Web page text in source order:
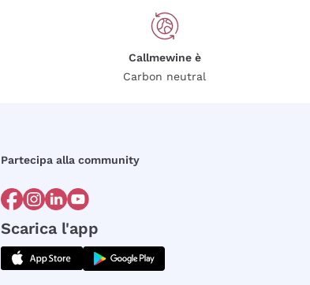
Callmewine è
Carbon neutral
Partecipa alla community
Scarica l'app